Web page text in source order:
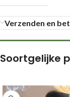
Verzenden en
Soortgelijke